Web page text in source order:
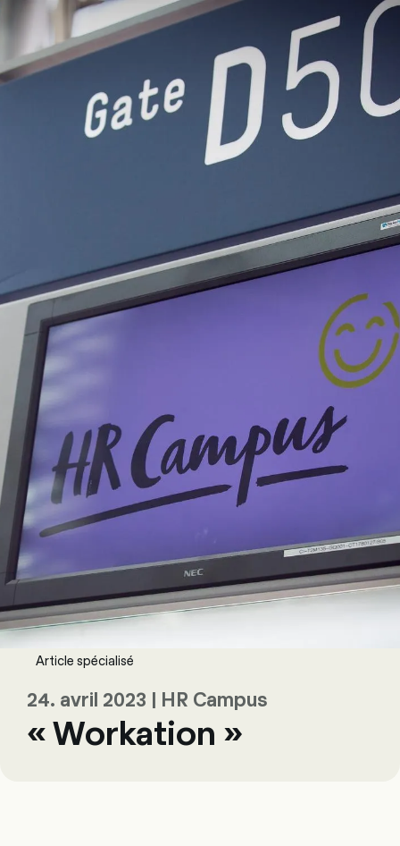
ConsultingLogiciels Univers RHÀ propos
Article spécialisé
24. avril 2023 | HR Campus
« Workation »